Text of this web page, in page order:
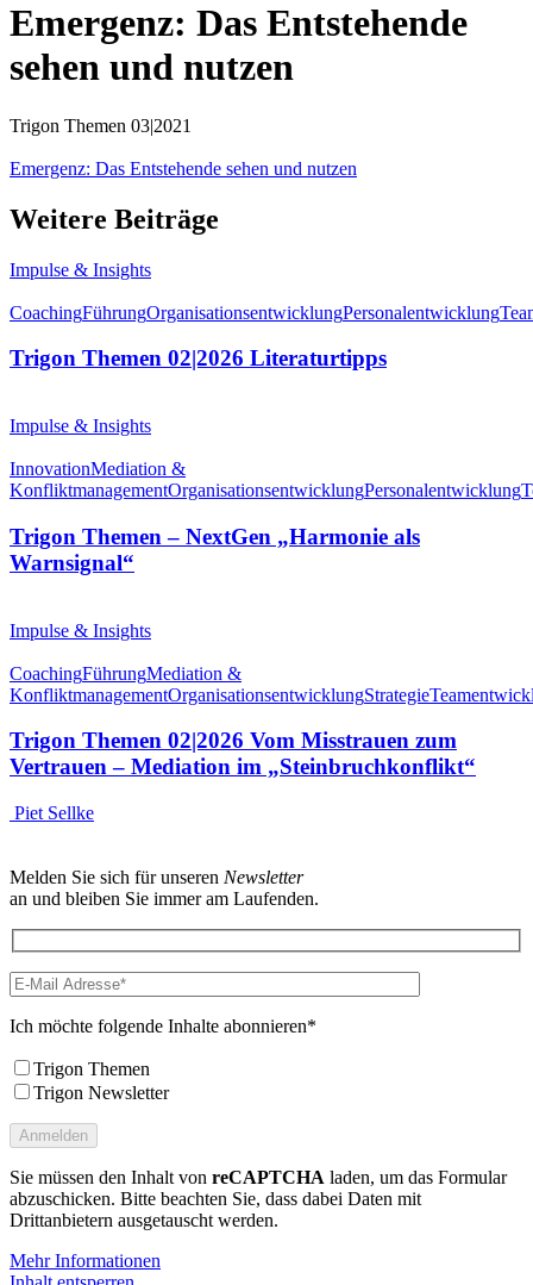
Emergenz: Das Entstehende
sehen und nutzen
Trigon Themen 03|2021
Emergenz: Das Entstehende sehen und nutzen
Weitere Beiträge
Impulse & Insights
CoachingFührungOrganisationsentwicklungPersonalentwicklung
Trigon Themen 02|2026 Literaturtipps
Impulse & Insights
InnovationMediation &
KonfliktmanagementOrganisationsentwicklungPersonalentwicklung
Trigon Themen – NextGen „Harmonie als
Warnsignal“
Impulse & Insights
CoachingFührungMediation &
KonfliktmanagementOrganisationsentwicklungStrategie
Trigon Themen 02|2026 Vom Misstrauen zum
Vertrauen – Mediation im „Steinbruchkonflikt“
Piet Sellke
Melden Sie sich für unseren Newsletter
an und bleiben Sie immer am Laufenden.
Ich möchte folgende Inhalte abonnieren*
Trigon Themen
Trigon Newsletter
Sie müssen den Inhalt von reCAPTCHA laden, um das Formular
abzuschicken. Bitte beachten Sie, dass dabei Daten mit
Drittanbietern ausgetauscht werden.
Mehr Informationen